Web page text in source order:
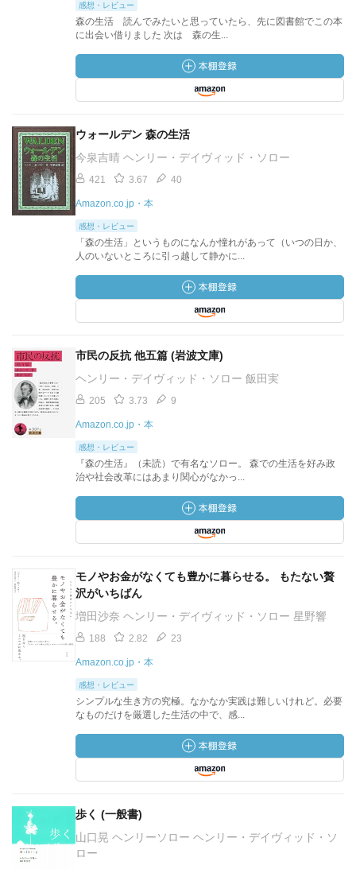
感想・レビュー
森の生活 読んでみたいと思っていたら、先に図書館でこの本
に出会い借りました 次は 森の生...
ウォールデン 森の生活
今泉吉晴 ヘンリー・デイヴィッド・ソロー
421 3.67 40
Amazon.co.jp・本
感想・レビュー
「森の生活」というものになんか憧れがあって（いつの日か、
人のいないところに引っ越して静かに...
市民の反抗 他五篇 (岩波文庫)
ヘンリー・デイヴィッド・ソロー 飯田実
205 3.73 9
Amazon.co.jp・本
感想・レビュー
『森の生活』（未読）で有名なソロー。 森での生活を好み政
治や社会改革にはあまり関心がなかっ...
モノやお金がなくても豊かに暮らせる。 もたない贅
沢がいちばん
増田沙奈 ヘンリー・デイヴィッド・ソロー 星野響
188 2.82 23
Amazon.co.jp・本
感想・レビュー
シンプルな生き方の究極。なかなか実践は難しいけれど。必要
なものだけを厳選した生活の中で、感...
歩く (一般書)
山口晃 ヘンリーソロー ヘンリー・デイヴィッド・ソ
ロー